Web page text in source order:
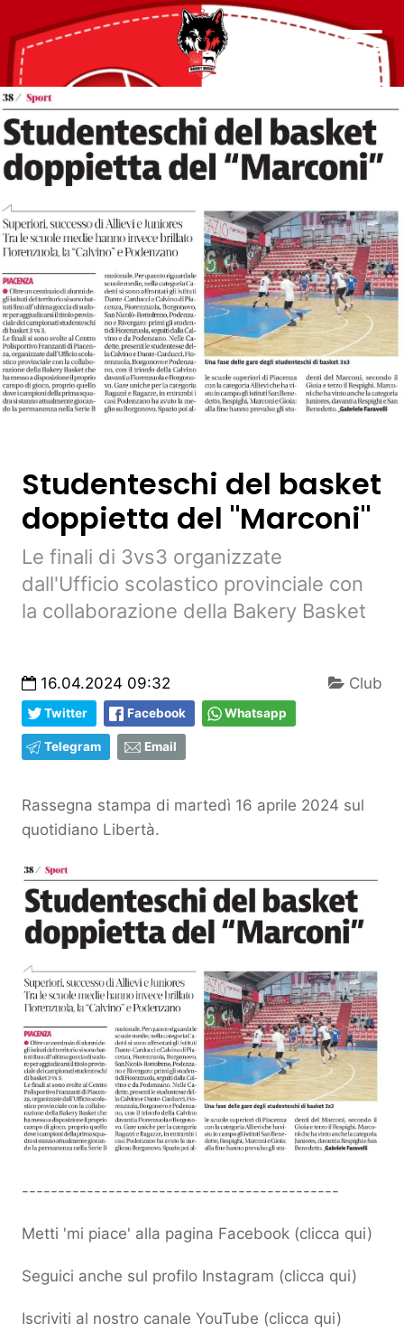
Studenteschi del basket
doppietta del "Marconi"
Le finali di 3vs3 organizzate
dall'Ufficio scolastico provinciale con
la collaborazione della Bakery Basket
16.04.2024 09:32 Club
Twitter Facebook Whatsapp
Telegram Email
Rassegna stampa di martedì 16 aprile 2024 sul
quotidiano Libertà.
--------------------------------------------
Metti 'mi piace' alla pagina Facebook (clicca qui)
Seguici anche sul profilo Instagram (clicca qui)
Iscriviti al nostro canale YouTube (clicca qui)